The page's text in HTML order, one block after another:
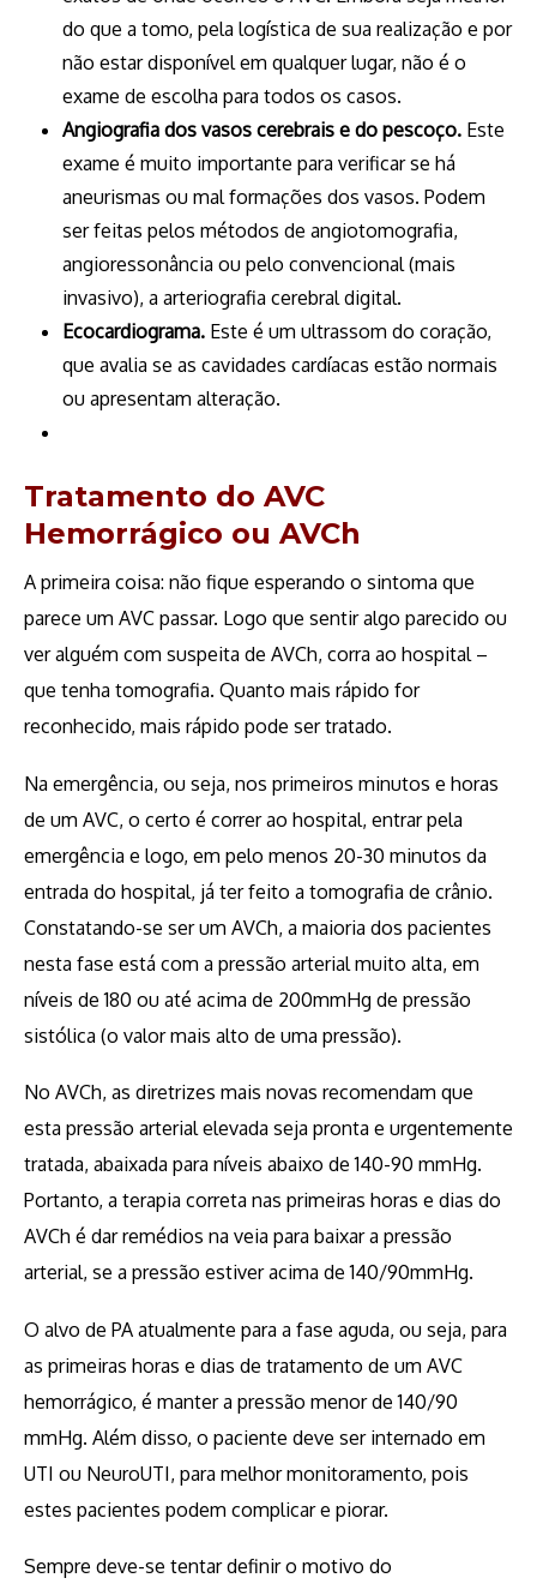
do que a tomo, pela logística de sua realização e por
não estar disponível em qualquer lugar, não é o
exame de escolha para todos os casos.
Angiografia dos vasos cerebrais e do pescoço. Este
exame é muito importante para verificar se há
aneurismas ou mal formações dos vasos. Podem
ser feitas pelos métodos de angiotomografia,
angioressonância ou pelo convencional (mais
invasivo), a arteriografia cerebral digital.
Ecocardiograma. Este é um ultrassom do coração,
que avalia se as cavidades cardíacas estão normais
ou apresentam alteração.
Tratamento do AVC
Hemorrágico ou AVCh
A primeira coisa: não fique esperando o sintoma que
parece um AVC passar. Logo que sentir algo parecido ou
ver alguém com suspeita de AVCh, corra ao hospital –
que tenha tomografia. Quanto mais rápido for
reconhecido, mais rápido pode ser tratado.
Na emergência, ou seja, nos primeiros minutos e horas
de um AVC, o certo é correr ao hospital, entrar pela
emergência e logo, em pelo menos 20-30 minutos da
entrada do hospital, já ter feito a tomografia de crânio.
Constatando-se ser um AVCh, a maioria dos pacientes
nesta fase está com a pressão arterial muito alta, em
níveis de 180 ou até acima de 200mmHg de pressão
sistólica (o valor mais alto de uma pressão).
No AVCh, as diretrizes mais novas recomendam que
esta pressão arterial elevada seja pronta e urgentemente
tratada, abaixada para níveis abaixo de 140-90 mmHg.
Portanto, a terapia correta nas primeiras horas e dias do
AVCh é dar remédios na veia para baixar a pressão
arterial, se a pressão estiver acima de 140/90mmHg.
O alvo de PA atualmente para a fase aguda, ou seja, para
as primeiras horas e dias de tratamento de um AVC
hemorrágico, é manter a pressão menor de 140/90
mmHg. Além disso, o paciente deve ser internado em
UTI ou NeuroUTI, para melhor monitoramento, pois
estes pacientes podem complicar e piorar.
Sempre deve-se tentar definir o motivo do